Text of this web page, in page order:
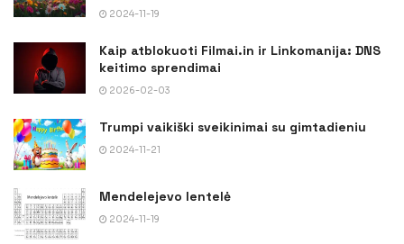
2024-11-19
Kaip atblokuoti Filmai.in ir Linkomanija: DNS
keitimo sprendimai
2026-02-03
Trumpi vaikiški sveikinimai su gimtadieniu
2024-11-21
Mendelejevo lentelė
2024-11-19